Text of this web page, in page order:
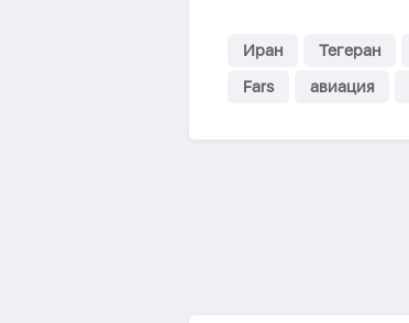
Иран Тегеран
Fars
авиация